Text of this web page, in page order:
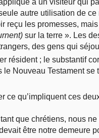
à un visiteur qui
autre utilisation de
reçu les promesses,
sur la terre ». Les
des gens qui
résident ; le substantif
le Nouveau Testament
ce qu’impliquent ces
tant que chrétiens, nous
être notre demeure